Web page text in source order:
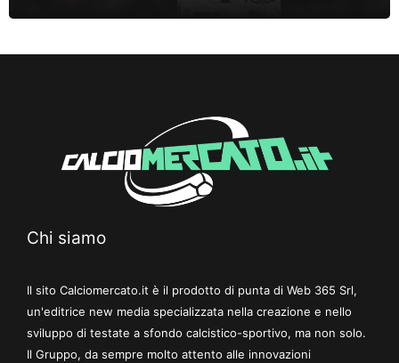
Chi siamo
Il sito Calciomercato.it è il prodotto di punta di Web 365 Srl,
un'editrice new media specializzata nella creazione e nello
sviluppo di testate a sfondo calcistico-sportivo, ma non solo.
Il Gruppo, da sempre molto attento alle innovazioni